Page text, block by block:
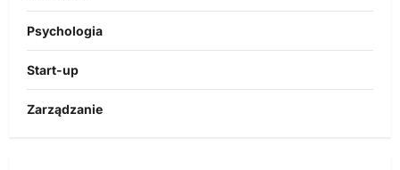
Psychologia
Start-up
Zarządzanie